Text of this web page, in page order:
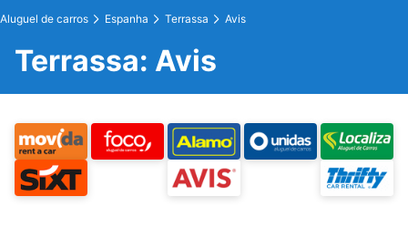
Aluguel de carros Espanha Terrassa Avis
Terrassa: Avis